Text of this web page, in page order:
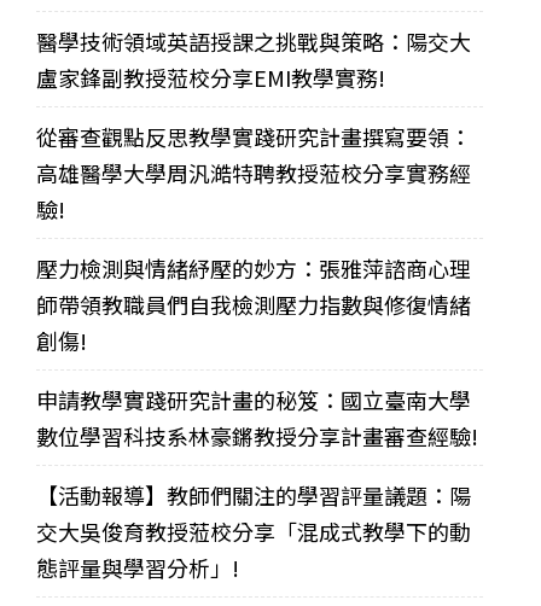
醫學技術領域英語授課之挑戰與策略：陽交大
盧家鋒副教授蒞校分享EMI教學實務!
從審查觀點反思教學實踐研究計畫撰寫要領：
高雄醫學大學周汎澔特聘教授蒞校分享實務經
驗!
壓力檢測與情緒紓壓的妙方：張雅萍諮商心理
師帶領教職員們自我檢測壓力指數與修復情緒
創傷!
申請教學實踐研究計畫的秘笈：國立臺南大學
數位學習科技系林豪鏘教授分享計畫審查經驗!
【活動報導】教師們關注的學習評量議題：陽
交大吳俊育教授蒞校分享「混成式教學下的動
態評量與學習分析」!